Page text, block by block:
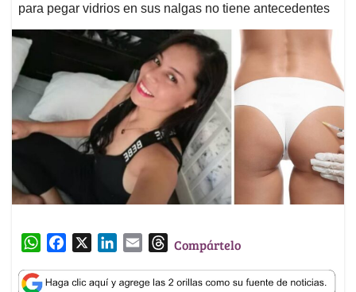
para pegar vidrios en sus nalgas no tiene antecedentes
W
a
c
n
a
T
r
Compártelo